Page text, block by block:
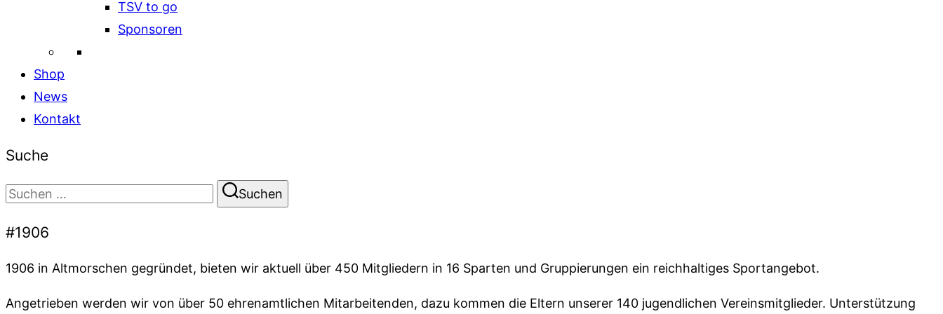
TSV to go
Sponsoren
Shop
News
Kontakt
Suche
Suchen
Suchen
#1906
1906 in Altmorschen gegründet, bieten wir aktuell über 450 Mitgliedern in 16 Sparten und Gruppierungen ein reichhaltiges Sportangebot.
Angetrieben werden wir von über 50 ehrenamtlichen Mitarbeitenden, dazu kommen die Eltern unserer 140 jugendlichen Vereinsmitglieder. Unterstützung